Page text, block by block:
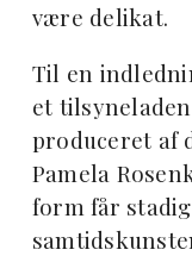
være delikat.
Til en
et
produceret af
Pamela
form får